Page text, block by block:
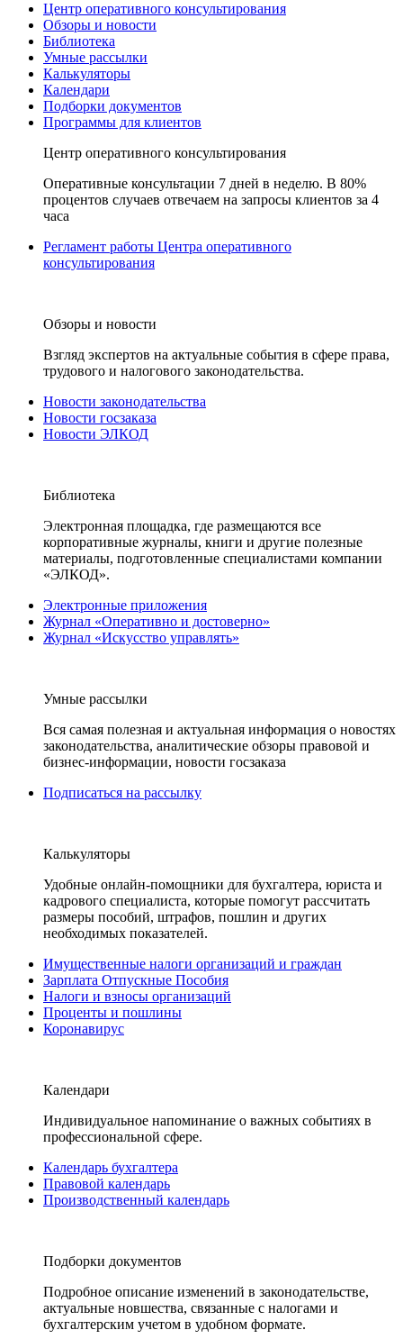
Центр оперативного консультирования
Обзоры и новости
Библиотека
Умные рассылки
Калькуляторы
Календари
Подборки документов
Программы для клиентов
Центр оперативного консультирования
Оперативные консультации 7 дней в неделю. В 80%
процентов случаев отвечаем на запросы клиентов за 4
часа
Регламент работы Центра оперативного
консультирования
Обзоры и новости
Взгляд экспертов на актуальные события в сфере права,
трудового и налогового законодательства.
Новости законодательства
Новости госзаказа
Новости ЭЛКОД
Библиотека
Электронная площадка, где размещаются все
корпоративные журналы, книги и другие полезные
материалы, подготовленные специалистами компании
«ЭЛКОД».
Электронные приложения
Журнал «Оперативно и достоверно»
Журнал «Искусство управлять»
Умные рассылки
Вся самая полезная и актуальная информация о новостях
законодательства, аналитические обзоры правовой и
бизнес-информации, новости госзаказа
Подписаться на рассылку
Калькуляторы
Удобные онлайн-помощники для бухгалтера, юриста и
кадрового специалиста, которые помогут рассчитать
размеры пособий, штрафов, пошлин и других
необходимых показателей.
Имущественные налоги организаций и граждан
Зарплата Отпускные Пособия
Налоги и взносы организаций
Проценты и пошлины
Коронавирус
Календари
Индивидуальное напоминание о важных событиях в
профессиональной сфере.
Календарь бухгалтера
Правовой календарь
Производственный календарь
Подборки документов
Подробное описание изменений в законодательстве,
актуальные новшества, связанные с налогами и
бухгалтерским учетом в удобном формате.